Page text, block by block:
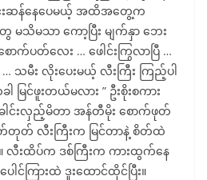
းဆန်နေပေမယ့် အထိအတွေ့က
မသိမသာ ကော့ပြီး မျက်နှာ ဘေး
ာက်ပတ်လေး … ဖေါင်းကြွလာပြီ …
… သမီး လိုးပေးမယ့် လီးကြီး ကြည့်ပါ
မြင်ဖူးတယ်မလား ” ဦးစိုးစကား
င်းလှည့်မိတာ အန်တီမိုး စောက်ဖုတ်
တုတ် လီးကြီးက မြင်တာနဲ့ စိတ်ထဲ
လီးထိပ်က ဒစ်ကြီးက ကားထွက်နေ
ါင်ကြားထဲ ဒူးထောင်ထိုင်ပြီး။